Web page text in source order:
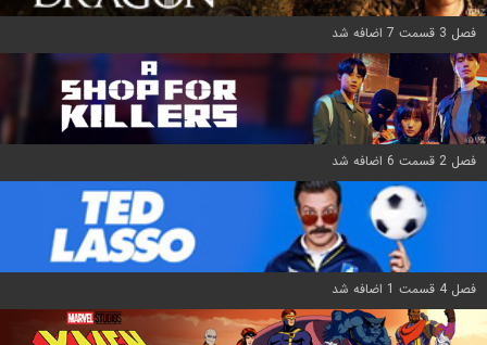
فصل 3 قسمت 7 اضافه شد
فصل 2 قسمت 6 اضافه شد
فصل 4 قسمت 1 اضافه شد